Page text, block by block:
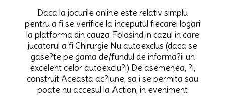
Daca la jocurile online este relativ simplu
pentru a fi se verifice la inceputul fiecarei logari
la platforma din cauza Folosind in cazul in care
jucatorul a fi Chirurgie Nu autoexclus (daca se
gase?te pe gama de/fundul de informa?ii un
excelent celor autoexclu?i) De asemenea, ?i,
construit Aceasta ac?iune, sa i se permita sau
poate nu accesul la Action, in eveniment